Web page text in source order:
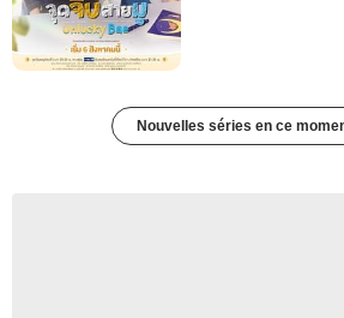
Nouvelles séries en ce